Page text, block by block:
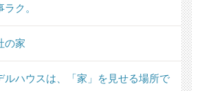
ラク。
の家
ルハウスは、「家」を見せる場所で